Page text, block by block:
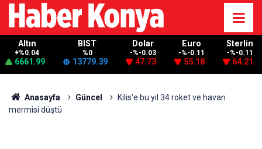
Altın
+%0.04
6661.99
BIST
%0
13779.39
Dolar
-%-0.03
47.73
Euro
-%-0.11
55.18
Sterlin
-%-0.11
64.21
Anasayfa Güncel
Kilis'e bu yıl 34 roket ve havan
mermisi düştü